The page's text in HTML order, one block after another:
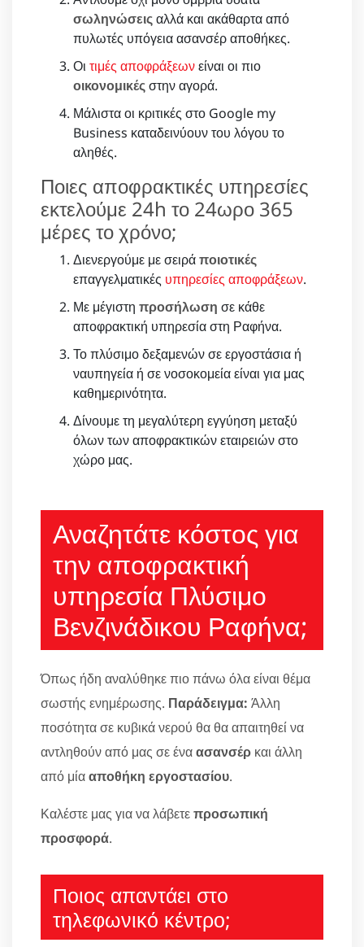
σωληνώσειςαλλά και ακάθαρτα από
πυλωτές υπόγεια ασανσέρ αποθήκες.
Οι τιμές αποφράξεωνείναι οι πιο
οικονομικέςστην αγορά.
Μάλιστα οι κριτικές στο Google my
Business καταδεινύουν του λόγου το
αληθές.
Ποιες αποφρακτικές υπηρεσίες
εκτελούμε 24h το 24ωρο 365
μέρες το χρόνο;
Διενεργούμε με σειράποιοτικές
επαγγελματικές υπηρεσίες αποφράξεων.
Με μέγιστη προσήλωση σε κάθε
αποφρακτική υπηρεσία στη Ραφήνα.
Το πλύσιμο δεξαμενών σε εργοστάσια ή
ναυπηγεία ή σε νοσοκομεία είναι για μας
καθημερινότητα.
Δίνουμε τη μεγαλύτερη εγγύηση μεταξύ
όλων των αποφρακτικών εταιρειών στο
χώρο μας.
Αναζητάτε κόστος για
την αποφρακτική
υπηρεσία Πλύσιμο
Βενζινάδικου Ραφήνα;
Όπως ήδη αναλύθηκε πιο πάνω όλα είναι θέμα
σωστής ενημέρωσης. Παράδειγμα: Άλλη
ποσότητα σε κυβικά νερού θα θα απαιτηθεί να
αντληθούν από μας σε έναασανσέρ και άλλη
από μίααποθήκη εργοστασίου.
Καλέστε μας για να λάβετεπροσωπική
προσφορά.
Ποιος απαντάει στο
τηλεφωνικό κέντρο;